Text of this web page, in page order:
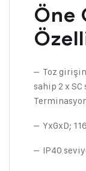
Öne
– Toz
sahip 2 x
– YxGxD;
– IP40